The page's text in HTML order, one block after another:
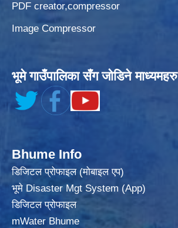
PDF creator,compressor
Image Compressor
भूमे गाउँपालिका सँग जोडिने माध्यमहरु
Bhume Info
डिजिटल प्रोफाइल (मोबाइल एप)
भूमे Disaster Mgt System (App)
डिजिटल प्रोफाइल
mWater Bhume